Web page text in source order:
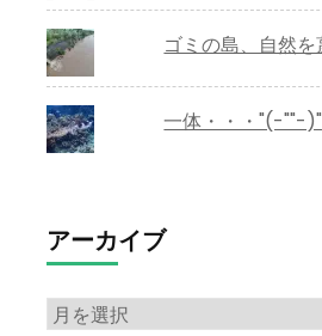
ゴミの島、自然
一体・・・"(-""-)"
アーカイブ
ア